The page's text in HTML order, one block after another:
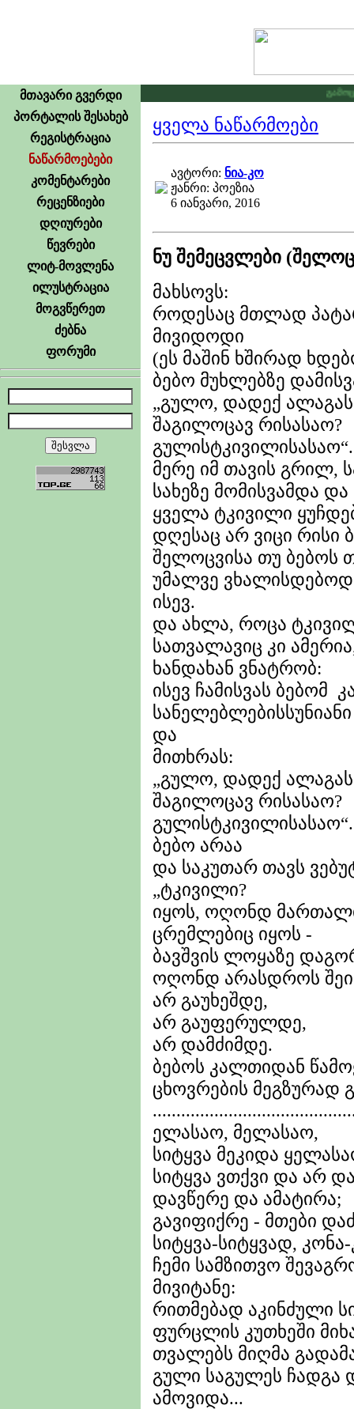
მთავარი გვერდი
პორტალის შესახებ
რეგისტრაცია
ნაწარმოებები
კომენტარები
რეცენზიები
დღიურები
წევრები
ლიტ-მოვლენა
ილუსტრაცია
მოგვწერეთ
ძებნა
ფორუმი
ყველა ნაწარმოები
ავტორი: ნია-კო
ჟანრი: პოეზია
6 იანვარი, 2016
ნუ შემეცვლები
მახსოვს:
როდესაც მთლად
მივიდოდი
(ეს მაშინ ხშირად
ბებო მუხლებზე
„გულო, დადექ
შაგილოცავ რისასაო?
გულისტკივილისასაო“.
მერე იმ თავის გრილ,
სახეზე მომისვამდა
ყველა ტკივილი
დღესაც არ ვიცი რისი
შელოცვისა თუ ბებოს
უმალვე
ისევ.
და ახლა, როცა
სათვალავიც კი
ხანდახან ვნატრობ:
ისევ ჩამისვას ბებომ
და
მითხრას:
„გულო, დადექ
შაგილოცავ რისასაო?
ბებო არაა
და საკუთარ თავს
„ტკივილი?
იყოს, ოღონდ
ცრემლებიც იყოს -
ბავშვის ლოყაზე
ოღონდ არასდროს
არ გაუხეშდე,
არ გაუფერულდე,
არ დამძიმდე.
ბებოს კალთიდან
ცხოვრების მეგზურად
ელასაო, მელასაო,
სიტყვა მეკიდა
სიტყვა ვთქვი და არ
დავწერე და ამატირა;
გავიფიქრე - მთები
სიტყვა-სიტყვად,
ჩემი სამზითვო
მივიტანე:
რითმებად აკინძული
ფურცლის კუთხეში
თვალებს მიღმა
გული საგულეს ჩადგა
ამოვიდა...